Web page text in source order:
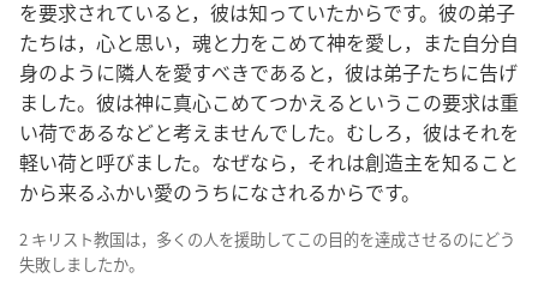
を要求されていると，彼は知っていたからです。彼の弟子
たちは，心と思い，魂と力をこめて神を愛し，また自分自
身のように隣人を愛すべきであると，彼は弟子たちに告げ
ました。彼は神に真心こめてつかえるというこの要求は重
い荷であるなどと考えませんでした。むしろ，彼はそれを
軽い荷と呼びました。なぜなら，それは創造主を知ること
から来るふかい愛のうちになされるからです。
2 キリスト教国は，多くの人を援助してこの目的を達成させるのにどう
失敗しましたか。